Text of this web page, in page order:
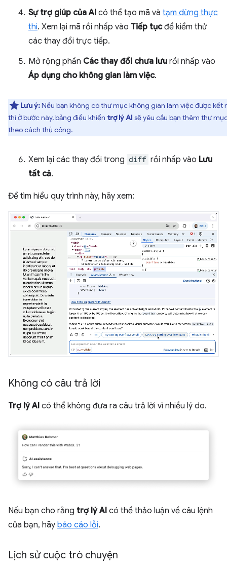
Sự trợ giúp của AI có thể tạo mã và tạm dừng thực
thi. Xem lại mã rồi nhấp vào Tiếp tụcđể kiểm thử
các thay đổi trực tiếp.
Mở rộng phần Các thay đổi chưa lưu rồi nhấp vào
Áp dụng cho không gian làm việc.
Lưu ý:Nếu bạn không có thư mục không gian làm việc được kết
thì ở bước này, bảng điều khiển trợ lý AI sẽ yêu cầu bạn thêm thư
theo cách thủ công.
Xem lại các thay đổi trong diff rồi nhấp vào Lưu
tất cả.
Để tìm hiểu quy trình này, hãy xem:
Không có câu trả lời
Trợ lý AI có thể không đưa ra câu trả lời vì nhiều lý do.
Nếu bạn cho rằng trợ lý AI có thể thảo luận về câu lệnh
của bạn, hãy báo cáo lỗi.
Lịch sử cuộc trò chuyện